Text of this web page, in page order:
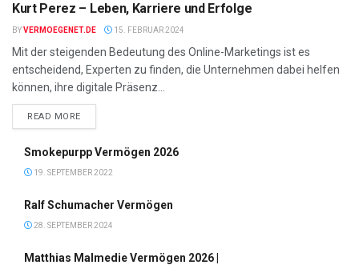
Kurt Perez – Leben, Karriere und Erfolge
BYVERMOEGENET.DE 15. FEBRUAR 2024
Mit der steigenden Bedeutung des Online-Marketings ist es
entscheidend, Experten zu finden, die Unternehmen dabei helfen
können, ihre digitale Präsenz...
READ MOREDETAILS
Smokepurpp Vermögen 2026
19. SEPTEMBER 2022
Ralf Schumacher Vermögen
28. SEPTEMBER 2024
Matthias Malmedie Vermögen 2026 |